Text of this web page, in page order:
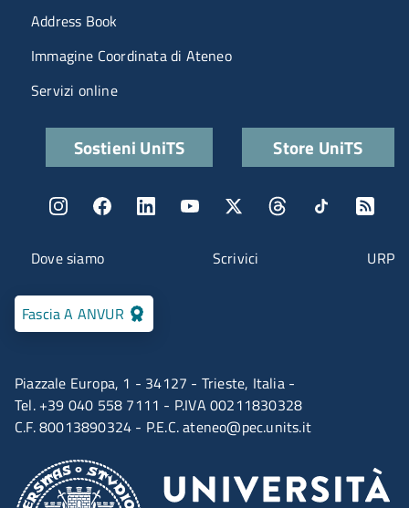
Piazzale Europa, 1 - 34127 - Trieste, Italia -
Tel. +39 040 558 7111 - P.IVA 00211830328
C.F. 80013890324 - P.E.C.ateneo@pec.units.it
Fascia A ANVUR
Menu contatti
Dove siamo Scrivici URP
Menu portale
Address Book
Immagine Coordinata di Ateneo
Servizi online
Quick linksSostieni UniTS Store UniTS
Menu social